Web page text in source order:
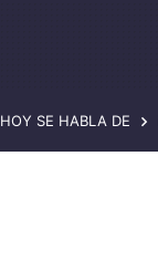
HOY SE HABLA DE